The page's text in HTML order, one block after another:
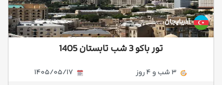
آذربایجان
تور باکو 3 شب تابستان 1405